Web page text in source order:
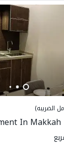
الضريبه)
In Makkah